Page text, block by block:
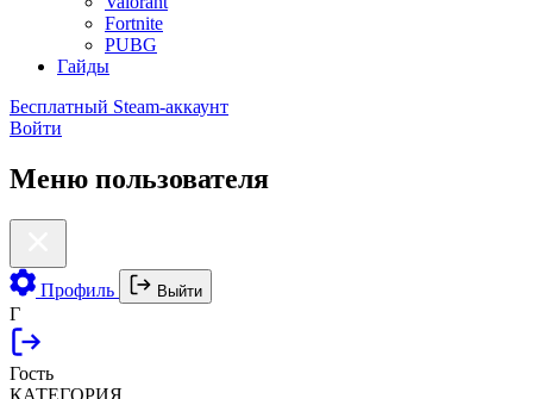
Fortnite
PUBG
Гайды
Бесплатный Steam-аккаунт
Войти
Меню пользователя
Профиль Выйти
Г
Гость
КАТЕГОРИЯ